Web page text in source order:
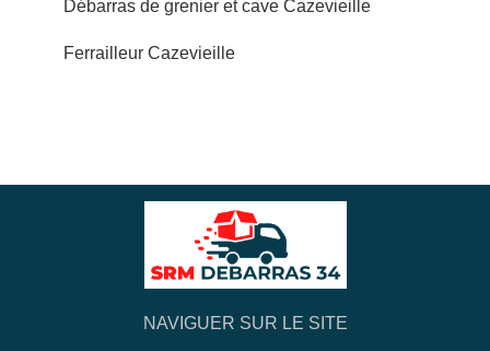
Débarras de grenier et cave Cazevieille
Ferrailleur Cazevieille
NAVIGUER SUR LE SITE